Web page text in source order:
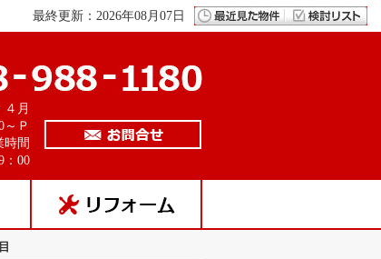
最終更新：2026年08月07日
月
～Ｐ
間
：00